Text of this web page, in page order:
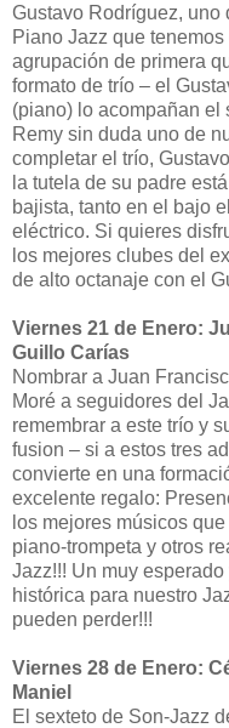
Gustavo Rodríguez, uno
Piano Jazz que
agrupación de primera
formato de trío – el
(piano) lo acompañan el
Remy sin duda uno de
completar el trío,
la tutela de su padre
bajista, tanto en el bajo
eléctrico. Si quieres
los mejores clubes del
de alto octanaje con el
Viernes 21 de Enero:
Guillo Carías
Nombrar a Juan
Moré a seguidores del
remembrar a este trío y
fusion – si a estos tres
convierte en una
excelente regalo:
los mejores músicos
piano-trompeta y otros
Jazz!!! Un muy
histórica para nuestro
pueden perder!!!
Viernes 28 de Enero:
Maniel
El sexteto de Son-Jazz